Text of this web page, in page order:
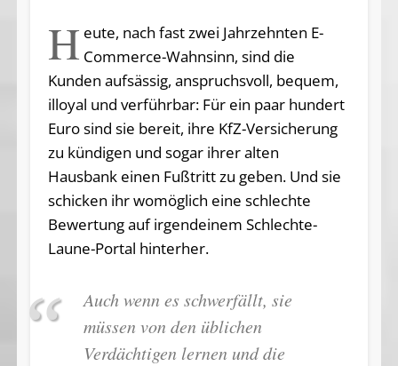
H eute, nach fast zwei Jahrzehnten E-
Commerce-Wahnsinn, sind die
Kunden aufsässig, anspruchsvoll, bequem,
illoyal und verführbar: Für ein paar hundert
Euro sind sie bereit, ihre KfZ-Ver­sicherung
zu kündigen und sogar ihrer alten
Hausbank einen Fußtritt zu geben. Und sie
schicken ihr womöglich eine schlechte
Bewertung auf irgendeinem Schlechte-
Laune-Portal hinterher.
Auch wenn es schwerfällt, sie
müssen von den üblichen
Verdächtigen lernen und die